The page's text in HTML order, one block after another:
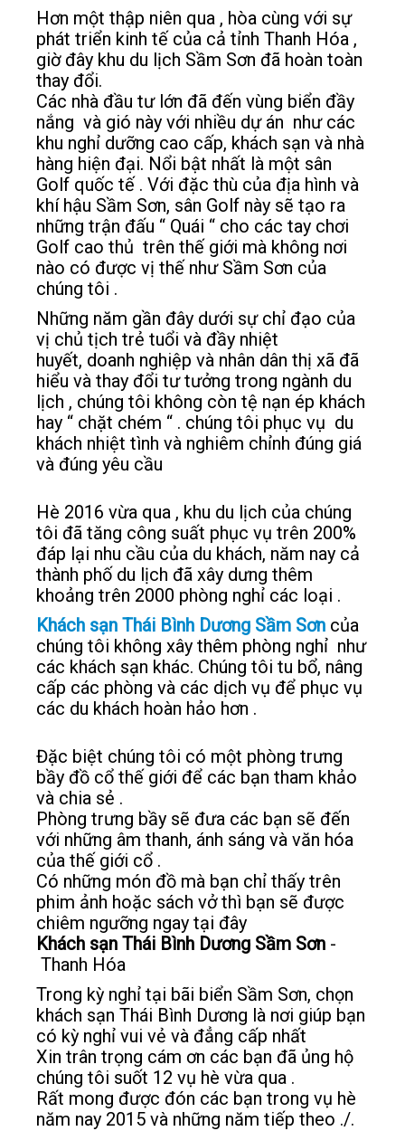
Hơn một thập niên qua , hòa cùng với sự
phát triển kinh tế của cả tỉnh Thanh Hóa ,
giờ đây khu du lịch Sầm Sơn đã hoàn toàn
thay đổi.
Các nhà đầu tư lớn đã đến vùng biển đầy
nắng và gió này với nhiều dự án như các
khu nghỉ dưỡng cao cấp, khách sạn và nhà
hàng hiện đại. Nổi bật nhất là một sân
Golf quốc tế . Với đặc thù của địa hình và
khí hậu Sầm Sơn, sân Golf này sẽ tạo ra
những trận đấu “ Quái “ cho các tay chơi
Golf cao thủ trên thế giới mà không nơi
nào có được vị thế như Sầm Sơn của
chúng tôi .
Những năm gần đây dưới sự chỉ đạo của
vị chủ tịch trẻ tuổi và đầy nhiệt
huyết, doanh nghiệp và nhân dân thị xã đã
hiểu và thay đổi tư tưởng trong ngành du
lịch , chúng tôi không còn tệ nạn ép khách
hay “ chặt chém “ . chúng tôi phục vụ du
khách nhiệt tình và nghiêm chỉnh đúng giá
và đúng yêu cầu
Hè 2016 vừa qua , khu du lịch của chúng
tôi đã tăng công suất phục vụ trên 200%
đáp lại nhu cầu của du khách, năm nay cả
thành phố du lịch đã xây dưng thêm
khoảng trên 2000 phòng nghỉ các loại .
Khách sạn Thái Bình Dương Sầm Sơn của
chúng tôi không xây thêm phòng nghỉ như
các khách sạn khác. Chúng tôi tu bổ, nâng
cấp các phòng và các dịch vụ để phục vụ
các du khách hoàn hảo hơn .
Đặc biệt chúng tôi có một phòng trưng
bầy đồ cổ thế giới để các bạn tham khảo
và chia sẻ .
Phòng trưng bầy sẽ đưa các bạn sẽ đến
với những âm thanh, ánh sáng và văn hóa
của thế giới cổ .
Có những món đồ mà bạn chỉ thấy trên
phim ảnh hoặc sách vở thì bạn sẽ được
chiêm ngưỡng ngay tại đây
Khách sạn Thái Bình Dương Sầm Sơn -
Thanh Hóa
Trong kỳ nghỉ tại bãi biển Sầm Sơn, chọn
khách sạn Thái Bình Dương là nơi giúp bạn
có kỳ nghỉ vui vẻ và đẳng cấp nhất
Xin trân trọng cám ơn các bạn đã ủng hộ
chúng tôi suốt 12 vụ hè vừa qua .
Rất mong được đón các bạn trong vụ hè
năm nay 2015 và những năm tiếp theo ./.